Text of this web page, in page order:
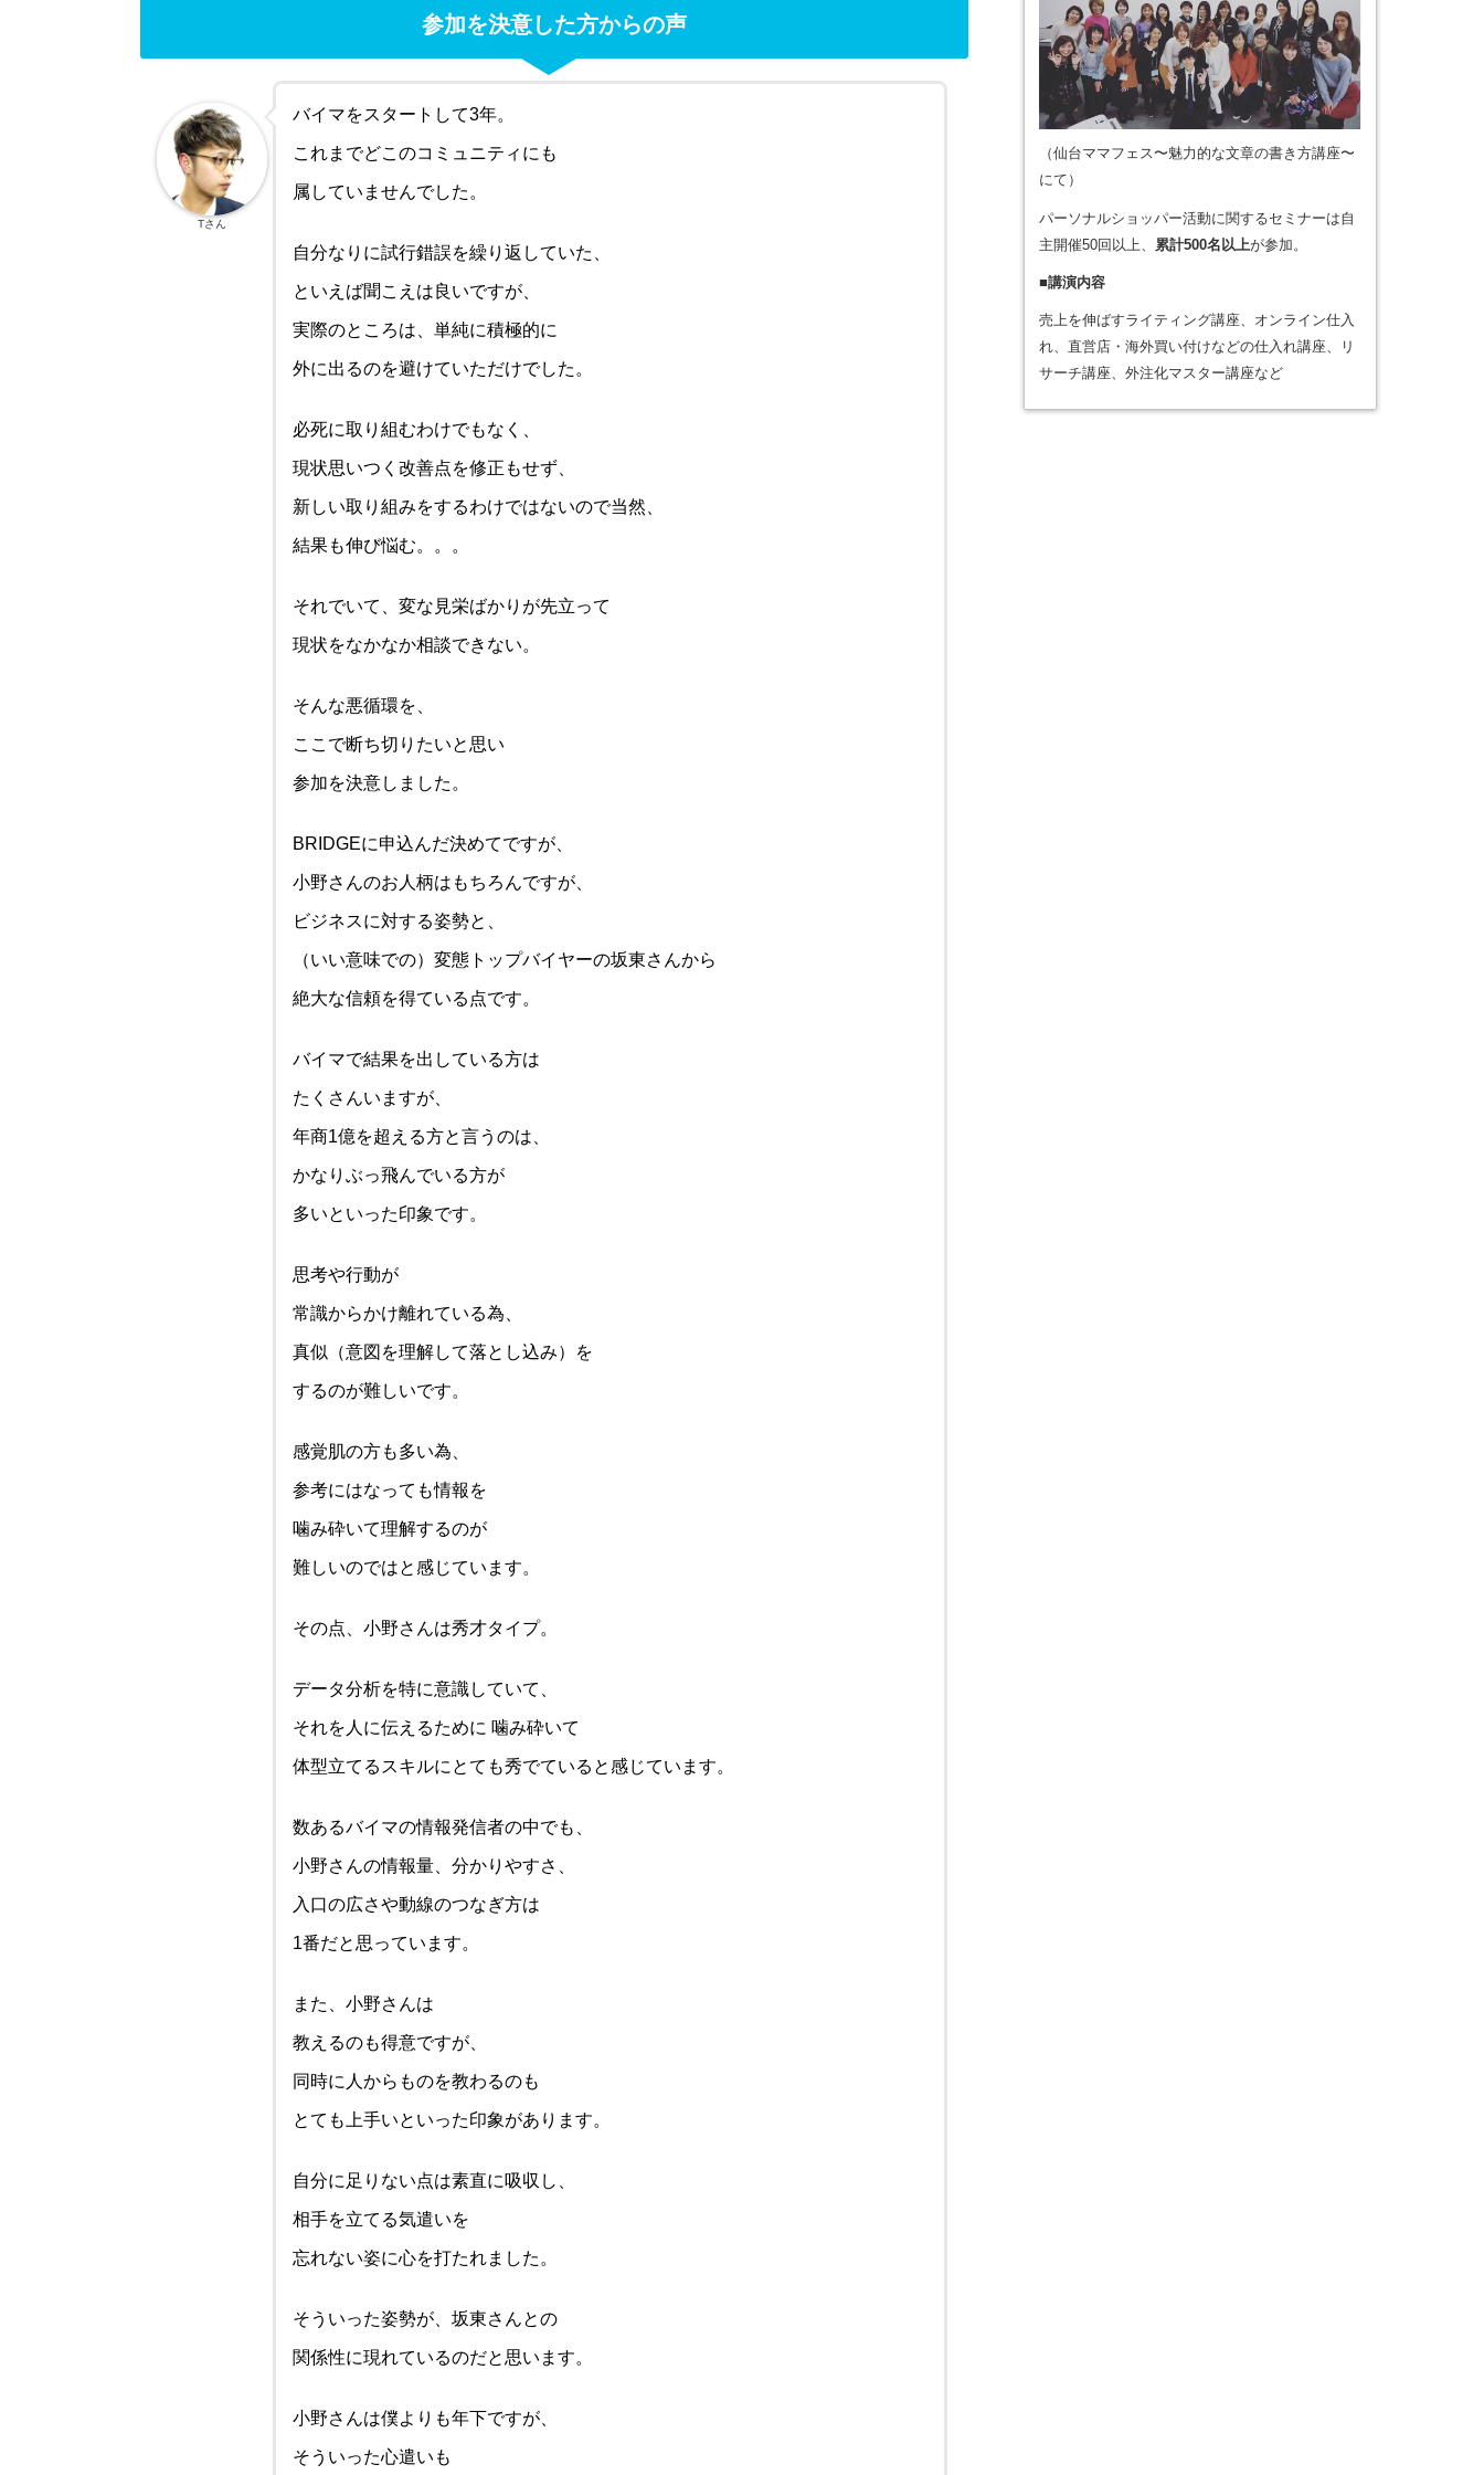
参加を決意した方からの声
バイマをスタートして3年。
これまでどこのコミュニティにも
属していませんでした。
自分なりに試行錯誤を繰り返していた、
といえば聞こえは良いですが、
実際のところは、単純に積極的に
外に出るのを避けていただけでした。
必死に取り組むわけでもなく、
現状思いつく改善点を修正もせず、
新しい取り組みをするわけではないので当然、
結果も伸び悩む。。。
それでいて、変な見栄ばかりが先立って
現状をなかなか相談できない。
そんな悪循環を、
ここで断ち切りたいと思い
参加を決意しました。
BRIDGEに申込んだ決めてですが、
小野さんのお人柄はもちろんですが、
ビジネスに対する姿勢と、
（いい意味での）変態トップバイヤーの坂東さんから
絶大な信頼を得ている点です。
バイマで結果を出している方は
たくさんいますが、
年商1億を超える方と言うのは、
かなりぶっ飛んでいる方が
多いといった印象です。
思考や行動が
常識からかけ離れている為、
真似（意図を理解して落とし込み）を
するのが難しいです。
感覚肌の方も多い為、
参考にはなっても情報を
噛み砕いて理解するのが
難しいのではと感じています。
その点、小野さんは秀才タイプ。
データ分析を特に意識していて、
それを人に伝えるために 噛み砕いて
体型立てるスキルにとても秀でていると感じています。
数あるバイマの情報発信者の中でも、
小野さんの情報量、分かりやすさ、
入口の広さや動線のつなぎ方は
1番だと思っています。
また、小野さんは
教えるのも得意ですが、
同時に人からものを教わるのも
とても上手いといった印象があります。
自分に足りない点は素直に吸収し、
相手を立てる気遣いを
忘れない姿に心を打たれました。
そういった姿勢が、坂東さんとの
関係性に現れているのだと思います。
小野さんは僕よりも年下ですが、
そういった心遣いも
Tさん
（仙台ママフェス〜魅力的な文章の書き方講座〜
にて）
パーソナルショッパー活動に関するセミナーは自
主開催50回以上、 累計500名以上が参加。
■講演内容
売上を伸ばすライティング講座、オンライン仕入
れ、直営店・海外買い付けなどの仕入れ講座、リ
サーチ講座、外注化マスター講座など